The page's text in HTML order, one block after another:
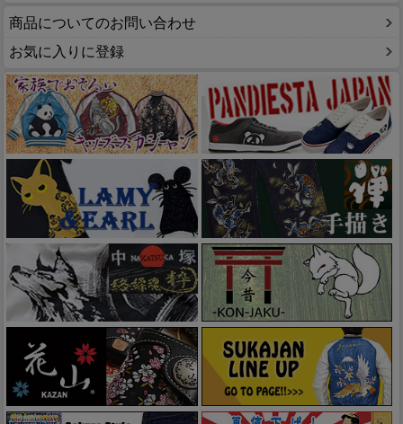
商品についてのお問い合わせ
お気に入りに登録